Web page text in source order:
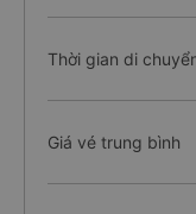
Thời gian di
Giá vé trung bình